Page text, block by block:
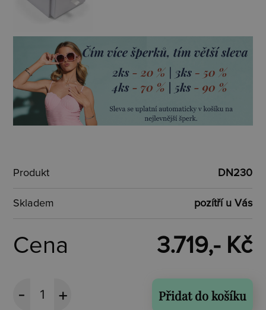
Produkt DN230
Skladem pozítří u Vás
Cena 3.719,- Kč
Přidat do košíku